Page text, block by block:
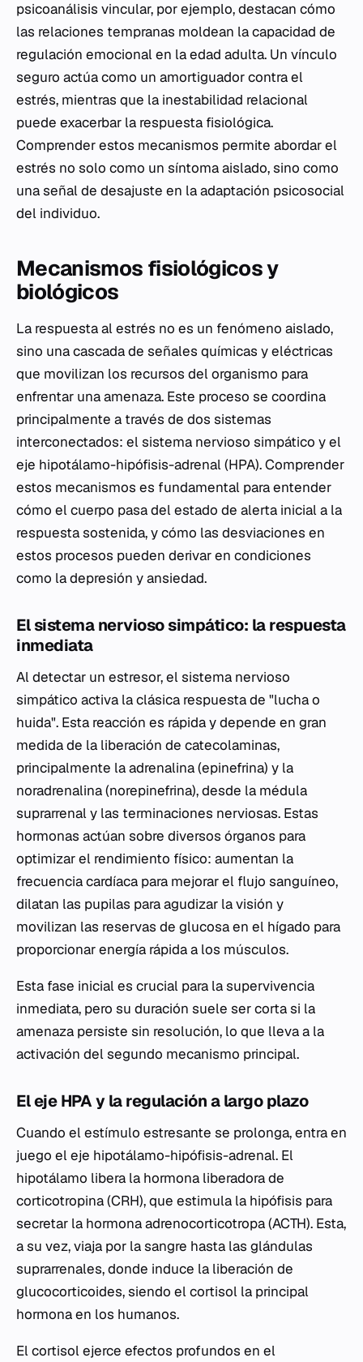
psicoanálisis vincular, por ejemplo, destacan cómo
las relaciones tempranas moldean la capacidad de
regulación emocional en la edad adulta. Un vínculo
seguro actúa como un amortiguador contra el
estrés, mientras que la inestabilidad relacional
puede exacerbar la respuesta fisiológica.
Comprender estos mecanismos permite abordar el
estrés no solo como un síntoma aislado, sino como
una señal de desajuste en la adaptación psicosocial
del individuo.
Mecanismos fisiológicos y
biológicos
La respuesta al estrés no es un fenómeno aislado,
sino una cascada de señales químicas y eléctricas
que movilizan los recursos del organismo para
enfrentar una amenaza. Este proceso se coordina
principalmente a través de dos sistemas
interconectados: el sistema nervioso simpático y el
eje hipotálamo-hipófisis-adrenal (HPA). Comprender
estos mecanismos es fundamental para entender
cómo el cuerpo pasa del estado de alerta inicial a la
respuesta sostenida, y cómo las desviaciones en
estos procesos pueden derivar en condiciones
como la depresión y ansiedad.
El sistema nervioso simpático: la respuesta
inmediata
Al detectar un estresor, el sistema nervioso
simpático activa la clásica respuesta de "lucha o
huida". Esta reacción es rápida y depende en gran
medida de la liberación de catecolaminas,
principalmente la adrenalina (epinefrina) y la
noradrenalina (norepinefrina), desde la médula
suprarrenal y las terminaciones nerviosas. Estas
hormonas actúan sobre diversos órganos para
optimizar el rendimiento físico: aumentan la
frecuencia cardíaca para mejorar el flujo sanguíneo,
dilatan las pupilas para agudizar la visión y
movilizan las reservas de glucosa en el hígado para
proporcionar energía rápida a los músculos.
Esta fase inicial es crucial para la supervivencia
inmediata, pero su duración suele ser corta si la
amenaza persiste sin resolución, lo que lleva a la
activación del segundo mecanismo principal.
El eje HPA y la regulación a largo plazo
Cuando el estímulo estresante se prolonga, entra en
juego el eje hipotálamo-hipófisis-adrenal. El
hipotálamo libera la hormona liberadora de
corticotropina (CRH), que estimula la hipófisis para
secretar la hormona adrenocorticotropa (ACTH). Esta,
a su vez, viaja por la sangre hasta las glándulas
suprarrenales, donde induce la liberación de
glucocorticoides, siendo el cortisol la principal
hormona en los humanos.
El cortisol ejerce efectos profundos en el